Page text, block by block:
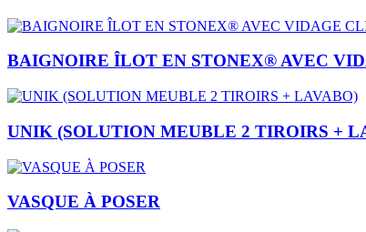
BAIGNOIRE ÎLOT EN STONEX® AVEC
UNIK (SOLUTION MEUBLE 2 TIROIRS +
VASQUE À POSER